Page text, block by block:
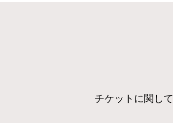
チケットに関して